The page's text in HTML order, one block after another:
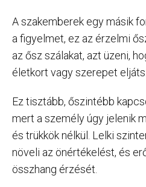
A szakemberek egy másik
a figyelmet, ez az érzelmi
az ősz szálakat, azt üzeni,
életkort vagy szerepet
Ez tisztább, őszintébb
mert a személy úgy jelenik
és trükkök nélkül. Lelki
növeli az önértékelést, és
összhang érzését.